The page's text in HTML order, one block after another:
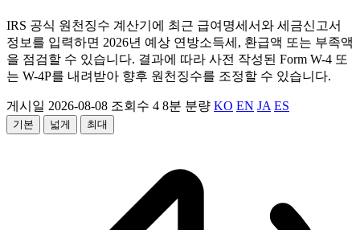
IRS 공식 원천징수 계산기에 최근 급여명세서와 세금신고서
정보를 입력하면 2026년 예상 연방소득세, 환급액 또는 부족액
을 점검할 수 있습니다. 결과에 따라 사전 작성된 Form W-4 또
는 W-4P를 내려받아 향후 원천징수를 조정할 수 있습니다.
게시일 2026-08-08 조회수 4 8분 분량 KO EN JA ES
기본 넓게 최대